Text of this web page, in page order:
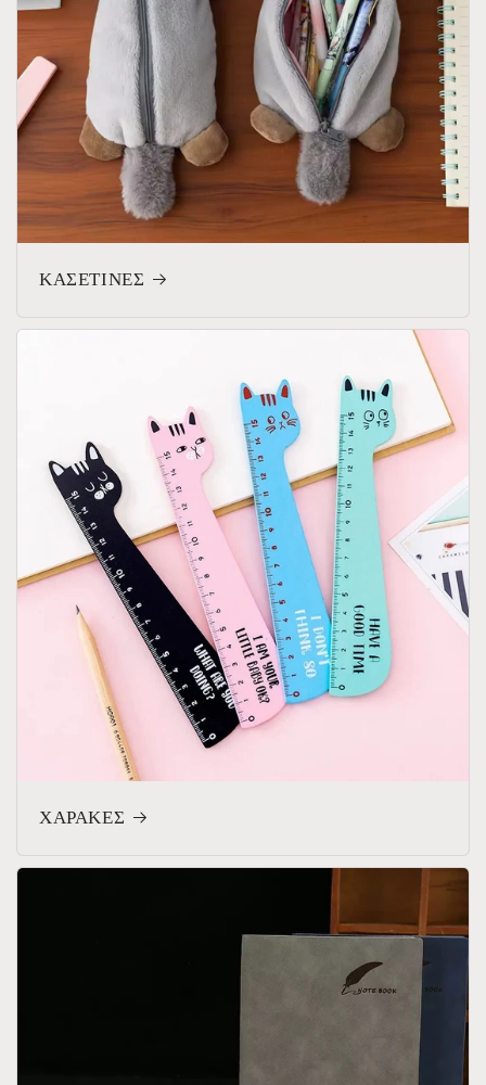
ΚΑΣΕΤΙΝΕΣ
ΧΑΡΑΚΕΣ